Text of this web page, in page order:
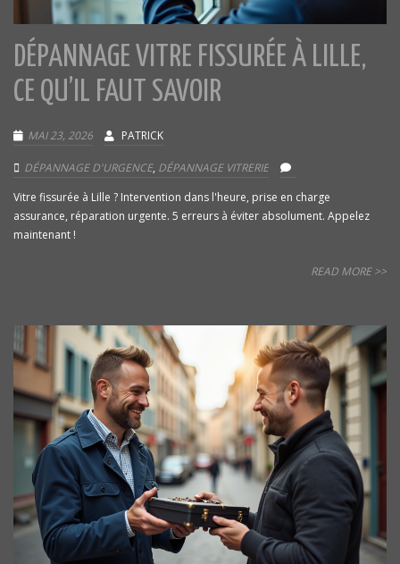
DÉPANNAGE VITRE FISSURÉE À LILLE,
CE QU’IL FAUT SAVOIR
MAI 23, 2026 PATRICK
DÉPANNAGE D'URGENCE, DÉPANNAGE VITRERIE
Vitre fissurée à Lille ? Intervention dans l'heure, prise en charge
assurance, réparation urgente. 5 erreurs à éviter absolument. Appelez
maintenant !
READ MORE >>